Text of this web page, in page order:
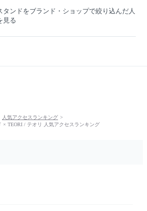
タンドをブランド・ショップで絞り込んだ人
見る
人気アクセスランキング
× TEORI / テオリ 人気アクセスランキング